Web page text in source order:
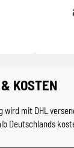
KOSTEN
wird mit DHL
Deutschlands